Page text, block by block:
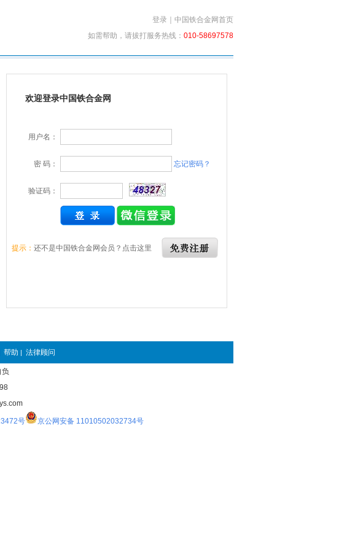
登录
中国铁合金网首页
如需帮助，请拔打服务热线： 010-58697578
欢迎登录中国铁合金网
用户名：
密 码： 忘记密码？
验证码：
提示： 还不是中国铁合金网会员？点击这里
帮助 | 法律顾问
号 京公网安备 11010502032734号